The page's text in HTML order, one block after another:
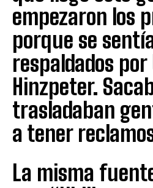
empezaron los
porque se
respaldados por
Hinzpeter.
trasladaban
a tener
La misma